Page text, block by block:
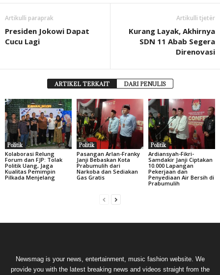
Artikulli paraprak
Presiden Jokowi Dapat
Cucu Lagi
Artikulli tjetër
Kurang Layak, Akhirnya
SDN 11 Abab Segera
Direnovasi
ARTIKEL TERKAIT DARI PENULIS
Politik
Kolaborasi Relung
Forum dan FJP: Tolak
Politik Uang, Jaga
Kualitas Pemimpin
Pilkada Menjelang
Politik
Pasangan Arlan-Franky
Janji Bebaskan Kota
Prabumulih dari
Narkoba dan Sediakan
Gas Gratis
Politik
Ardiansyah-Fikri-
Samdakir Janji Ciptakan
10.000 Lapangan
Pekerjaan dan
Penyediaan Air Bersih di
Prabumulih
Newsmag is your news, entertainment, music fashion website. We
provide you with the latest breaking news and videos straight from the